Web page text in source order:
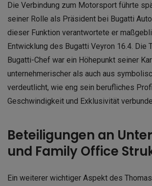
Die Verbindung zum Motorsport führte
seiner Rolle als Präsident bei Bugatti
dieser Funktion verantwortete er
Entwicklung des Bugatti Veyron 16.4. Die
Bugatti-Chef war ein Höhepunkt seiner
unternehmerischer als auch aus
verdeutlicht, wie eng sein berufliches
Geschwindigkeit und Exklusivität
Beteiligungen an
und Family Office
Ein weiterer wichtiger Aspekt des